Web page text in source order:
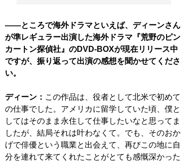
――ところで海外ドラマといえば、ディーンさん
が準レギュラー出演した海外ドラマ『荒野のピン
カートン探偵社』のDVD-BOXが現在リリース中
ですが、振り返って出演の感想を聞かせてくださ
い。
ディーン： この作品は、役者として北米で初めて
の仕事でした。アメリカに留学していた頃、僕と
してはそのまま永住して仕事したいなと思ってま
したが、結局それは叶わなくて。でも、そのおか
げで俳優という職業と出会えて、再びこの地に自
分を連れて来てくれたことがとても感慨深かった